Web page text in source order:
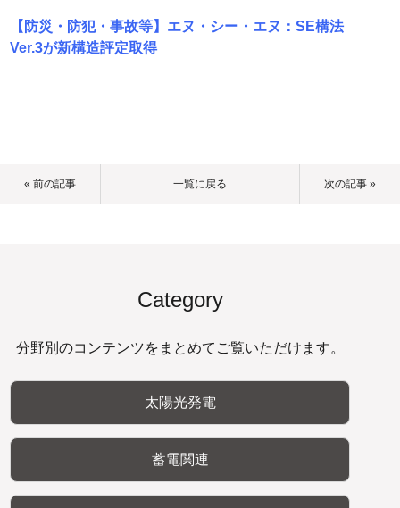
【防災・防犯・事故等】エヌ・シー・エヌ：SE構法
Ver.3が新構造評定取得
« 前の記事 一覧に戻る 次の記事 »
Category
分野別のコンテンツをまとめてご覧いただけます。
太陽光発電
蓄電関連